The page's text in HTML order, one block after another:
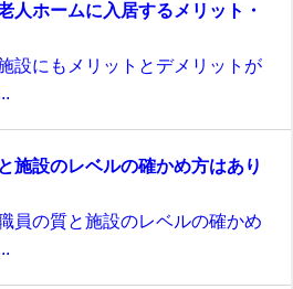
人ホームに入居するメリット・
設にもメリットとデメリットが
施設のレベルの確かめ方はあり
員の質と施設のレベルの確かめ